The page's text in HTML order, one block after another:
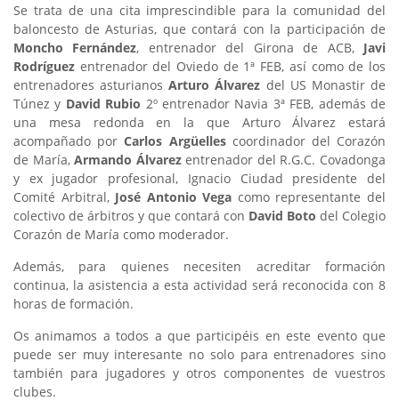
Se trata de una cita imprescindible para la comunidad del
baloncesto de Asturias, que contará con la participación de
Moncho Fernández, entrenador del Girona de ACB, Javi
Rodríguez entrenador del Oviedo de 1ª FEB, así como de los
entrenadores asturianosArturo Álvarez del US Monastir de
Túnez y David Rubio 2º entrenador Navia 3ª FEB, además de
una mesa redonda en la que Arturo Álvarez estará
acompañado porCarlos Argüellescoordinador del Corazón
de María,Armando Álvarezentrenador del R.G.C. Covadonga
y ex jugador profesional, Ignacio Ciudad presidente del
Comité Arbitral, José Antonio Vega como representante del
colectivo de árbitros y que contará con David Boto del Colegio
Corazón de María como moderador.
Además, para quienes necesiten acreditar formación
continua, la asistencia a esta actividad será reconocida con 8
horas de formación.
Os animamos a todos a que participéis en este evento que
puede ser muy interesante no solo para entrenadores sino
también para jugadores y otros componentes de vuestros
clubes.